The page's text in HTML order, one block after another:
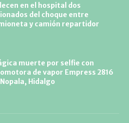
en el hospital dos
del choque entre
y camión repartidor
muerte por selfie con
de vapor Empress 2816
Hidalgo